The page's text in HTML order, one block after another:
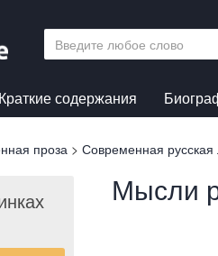
Краткие содержания
проза > Современная русская
Мысли